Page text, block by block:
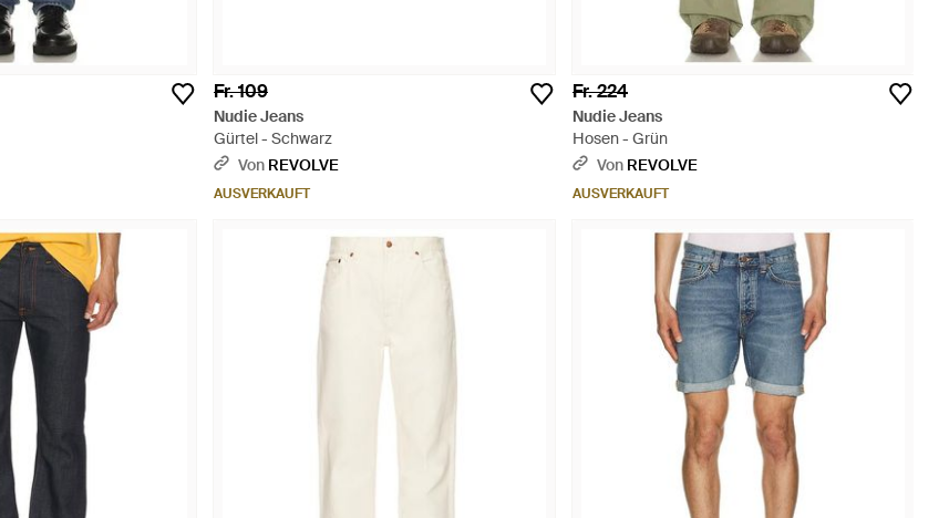
Fr. 109
Nudie Jeans
Gürtel - Schwarz
Von REVOLVE
AUSVERKAUFT
Fr. 224
Nudie Jeans
Hosen - Grün
Von REVOLVE
AUSVERKAUFT